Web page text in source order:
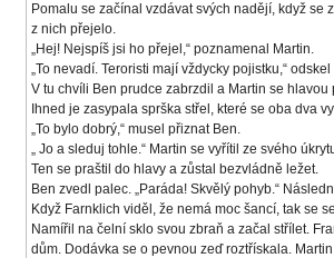
Pomalu se začínal vzdávat svých nadějí, když
z nich přejelo.
„Hej! Nejspíš jsi ho přejel,“ poznamenal Martin.
„To nevadí. Teroristi mají vždycky pojistku,“
V tu chvíli Ben prudce zabrzdil a Martin se
Ihned je zasypala sprška střel, které se oba dva
„To bylo dobrý,“ musel přiznat Ben.
„ Jo a sleduj tohle.“ Martin se vyřítil ze svého
Ten se praštil do hlavy a zůstal bezvládně ležet.
Ben zvedl palec. „Paráda! Skvělý pohyb.“
Když Farnklich viděl, že nemá moc šancí, tak se
Namířil na čelní sklo svou zbraň a začal střílet.
dům. Dodávka se o pevnou zeď roztřískala.